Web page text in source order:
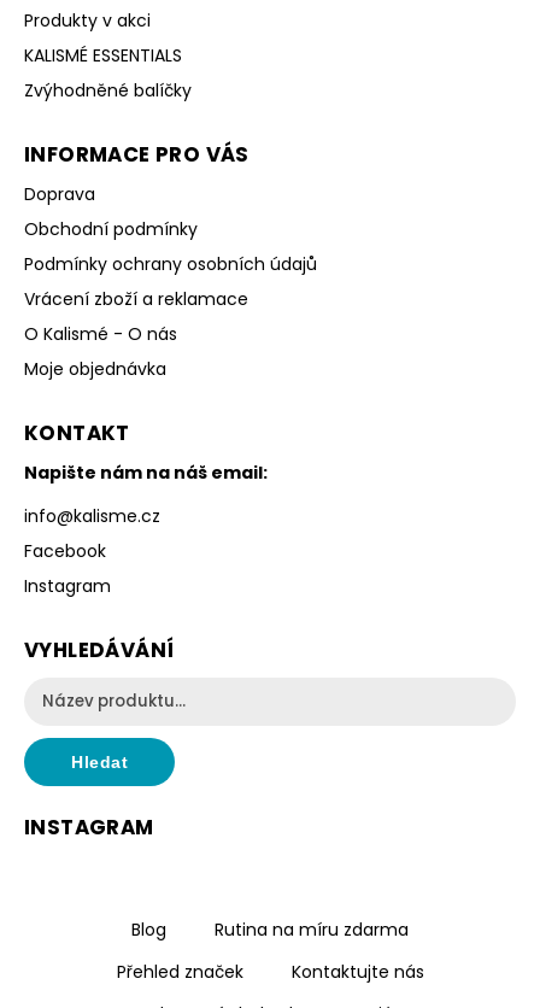
Produkty v akci
KALISMÉ ESSENTIALS
Zvýhodněné balíčky
INFORMACE PRO VÁS
Doprava
Obchodní podmínky
Podmínky ochrany osobních údajů
Vrácení zboží a reklamace
O Kalismé - O nás
Moje objednávka
KONTAKT
Napište nám na náš email:
info@kalisme.cz
Facebook
Instagram
VYHLEDÁVÁNÍ
Hledat
INSTAGRAM
Blog
Rutina na míru zdarma
Přehled značek
Kontaktujte nás